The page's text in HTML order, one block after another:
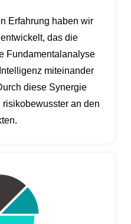
Erfahrung haben wir
das die
Fundamentalanalyse
miteinander
diese Synergie
an den